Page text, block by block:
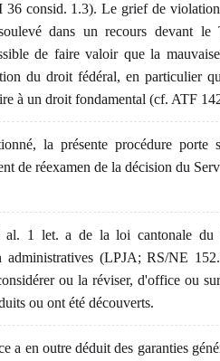
consid. 1.3). Le grief de
dans un recours devant le
de faire valoir que la
du droit fédéral, en particulier
à un droit fondamental (cf. ATF
la présente procédure porte
de réexamen de la décision du
al. 1 let. a de la loi cantonale
administratives (LPJA; RS/NE
ou la réviser, d'office ou
ou ont été découverts.
a en outre déduit des garanties